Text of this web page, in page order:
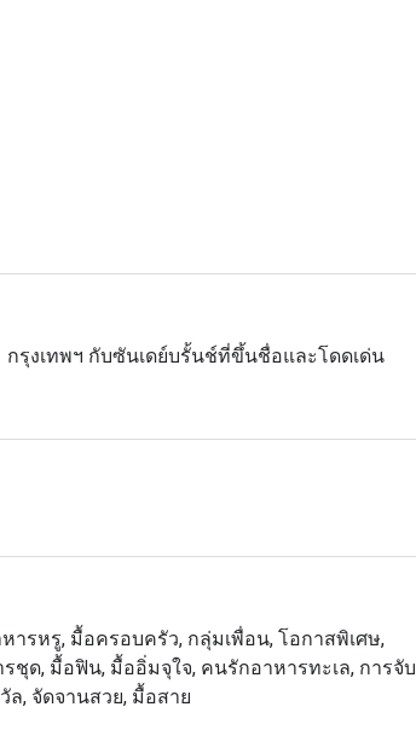
งเทพฯ กับซันเดย์บรั้นช์ที่ขึ้นชื่อและโดดเด่น
ขให้ทุกคนในครอบครัว ทั้งอาหารทะเลสด ๆ บน
ด้อิ่มอร่อยไปพร้อม ๆ กัน รวมไปถึงกุ้งล๊อบส
ารหรู, มื้อครอบครัว, กลุ่มเพื่อน, โอกาสพิเศษ,
ชุด, มื้อฟิน, มื้ออิ่มจุใจ, คนรักอาหารทะเล, การจับ
ล, จัดจานสวย, มื้อสาย